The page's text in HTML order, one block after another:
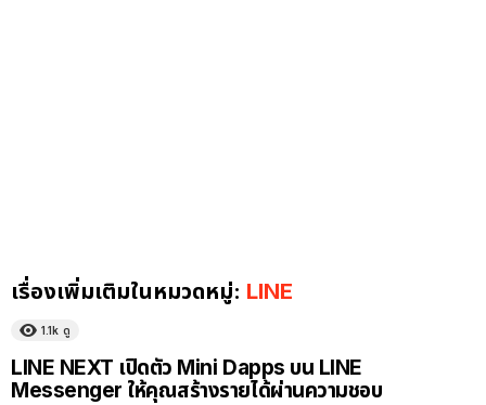
เรื่องเพิ่มเติมในหมวดหมู่: LINE
1.1k ดู
LINE NEXT เปิดตัว Mini Dapps บน LINE
Messenger ให้คุณสร้างรายได้ผ่านความชอบ